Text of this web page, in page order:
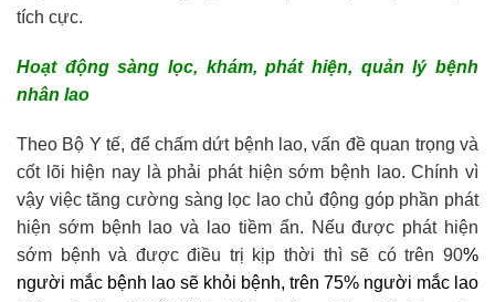
tích cực.
Hoạt động sàng lọc, khám,phát hiện, quản lý bệnh
nhân lao
Theo Bộ Y tế, để chấm dứt bệnh lao, vấn đề quan trọng và
cốt lõi hiện nay là phải phát hiện sớm bệnh lao. Chính vì
vậy việc tăng cường sàng lọc lao chủ động góp phần phát
hiện sớm bệnh lao và lao tiềm ẩn. Nếu được phát hiện
sớm bệnh và được điều trị kịp thời thì sẽ có trên 90%
người mắc bệnh lao sẽ khỏi bệnh, trên 75% người mắc lao